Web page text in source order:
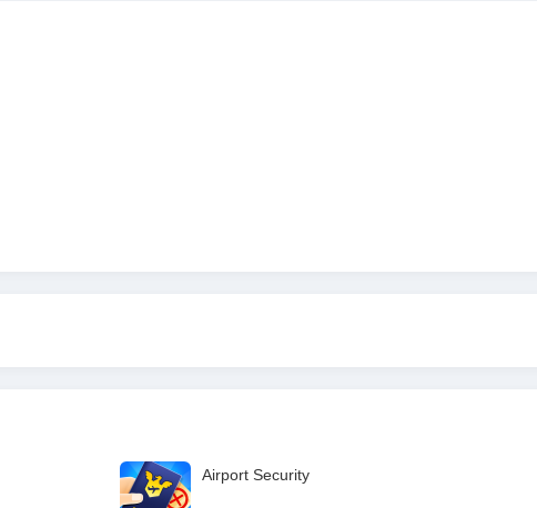
Airport Security